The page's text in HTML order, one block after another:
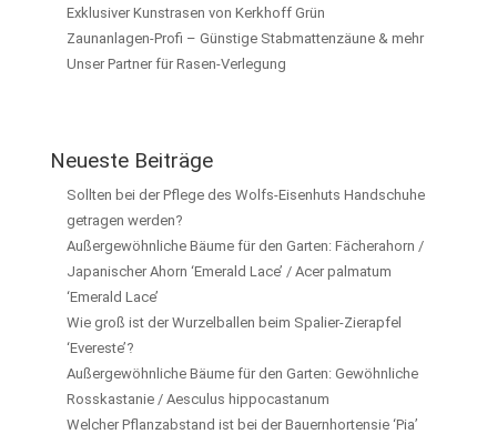
Exklusiver Kunstrasen von Kerkhoff Grün
Zaunanlagen-Profi – Günstige Stabmattenzäune & mehr
Unser Partner für Rasen-Verlegung
Neueste Beiträge
Sollten bei der Pflege des Wolfs-Eisenhuts Handschuhe
getragen werden?
Außergewöhnliche Bäume für den Garten: Fächerahorn /
Japanischer Ahorn ‘Emerald Lace’ / Acer palmatum
‘Emerald Lace’
Wie groß ist der Wurzelballen beim Spalier-Zierapfel
‘Evereste’?
Außergewöhnliche Bäume für den Garten: Gewöhnliche
Rosskastanie / Aesculus hippocastanum
Welcher Pflanzabstand ist bei der Bauernhortensie ‘Pia’